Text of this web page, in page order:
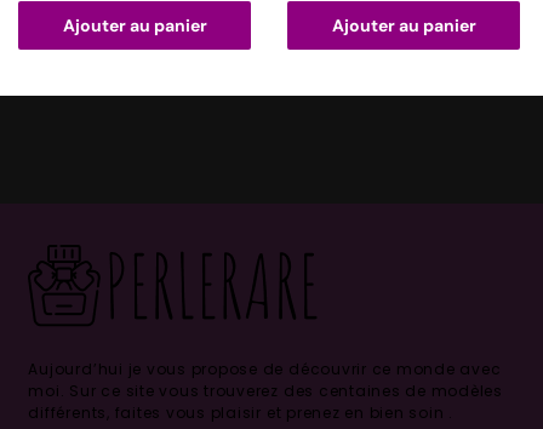
Ajouter au panier Ajouter au panier
Aujourd’hui je vous propose de découvrir ce monde avec
moi. Sur ce site vous trouverez des centaines de modèles
différents, faites vous plaisir et prenez en bien soin .